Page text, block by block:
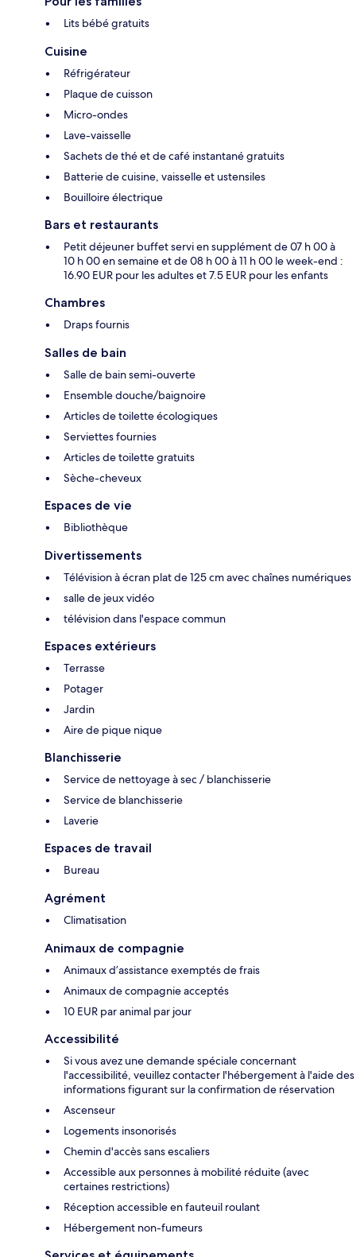
Lits bébé gratuits
Cuisine
Réfrigérateur
Plaque de cuisson
Micro-ondes
Lave-vaisselle
Sachets de thé et de café instantané gratuits
Batterie de cuisine, vaisselle et ustensiles
Bouilloire électrique
Bars et restaurants
Petit déjeuner buffet servi en supplément de 07 h 00 à
10 h 00 en semaine et de 08 h 00 à 11 h 00 le week-end :
16.90 EUR pour les adultes et 7.5 EUR pour les enfants
Chambres
Draps fournis
Salles de bain
Salle de bain semi-ouverte
Ensemble douche/baignoire
Articles de toilette écologiques
Serviettes fournies
Articles de toilette gratuits
Sèche-cheveux
Espaces de vie
Bibliothèque
Divertissements
Télévision à écran plat de 125 cm avec chaînes numériques
salle de jeux vidéo
télévision dans l'espace commun
Espaces extérieurs
Terrasse
Potager
Jardin
Aire de pique nique
Blanchisserie
Service de nettoyage à sec / blanchisserie
Service de blanchisserie
Laverie
Espaces de travail
Bureau
Agrément
Climatisation
Animaux de compagnie
Animaux d’assistance exemptés de frais
Animaux de compagnie acceptés
10 EUR par animal par jour
Accessibilité
Si vous avez une demande spéciale concernant
l'accessibilité, veuillez contacter l'hébergement à l'aide des
informations figurant sur la confirmation de réservation
Ascenseur
Logements insonorisés
Chemin d'accès sans escaliers
Accessible aux personnes à mobilité réduite (avec
certaines restrictions)
Réception accessible en fauteuil roulant
Hébergement non-fumeurs